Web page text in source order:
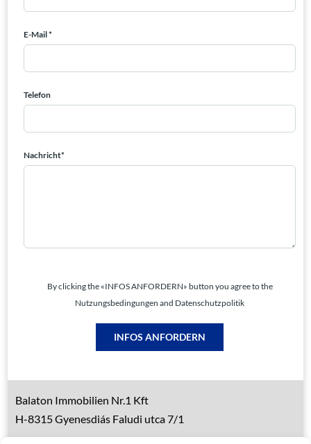
E-Mail *
Telefon
Nachricht*
By clicking the «INFOS ANFORDERN» button you agree to the
Nutzungsbedingungen and Datenschutzpolitik
INFOS ANFORDERN
Balaton Immobilien Nr.1 Kft
H-8315 Gyenesdiás Faludi utca 7/1